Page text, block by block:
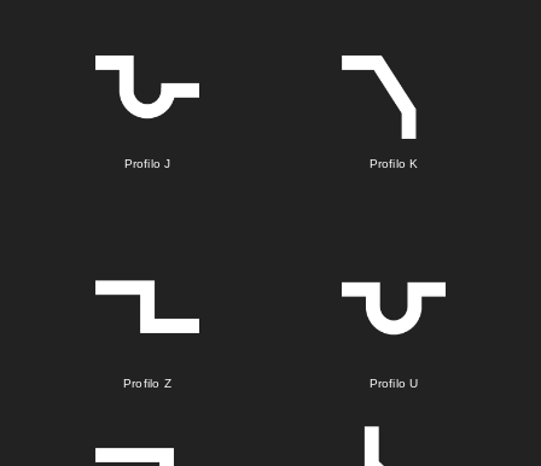
Profilo J Profilo K
Profilo Z Profilo U